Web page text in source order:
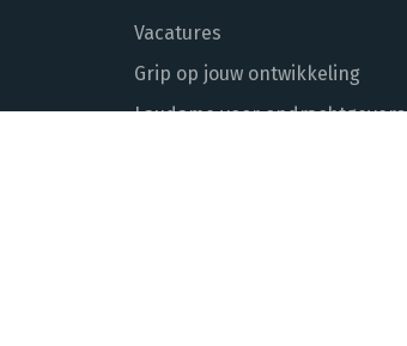
Vacatures
Grip op jouw ontwikkeling
Laudame voor opdrachtgevers